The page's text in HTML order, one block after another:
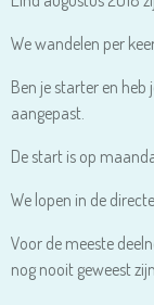
We wandelen per
Ben je starter en
aangepast.
De start is op
We lopen in de
Voor de meeste
nog nooit geweest zijn.